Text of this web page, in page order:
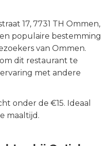
17, 7731 TH Ommen,
populaire bestemming
van Ommen.
dit restaurant te
met andere
onder de €15. Ideaal
maaltijd.